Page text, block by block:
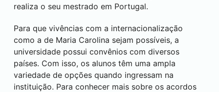
realiza o seu mestrado em Portugal.
Para que vivências com a internacionalização
como a de Maria Carolina sejam possíveis, a
universidade possui convênios com diversos
países. Com isso, os alunos têm uma ampla
variedade de opções quando ingressam na
instituição. Para conhecer mais sobre os acordos